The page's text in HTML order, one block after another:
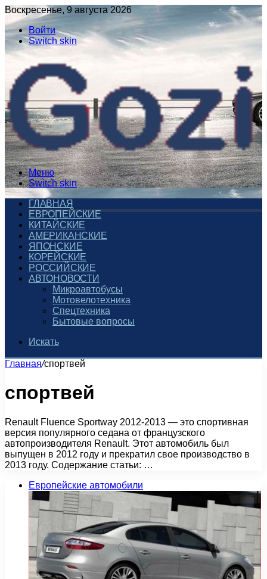
Воскресенье, 9 августа 2026
Войти
Switch skin
Меню
Switch skin
ГЛАВНАЯ
ЕВРОПЕЙСКИЕ
КИТАЙСКИЕ
АМЕРИКАНСКИЕ
ЯПОНСКИЕ
КОРЕЙСКИЕ
РОССИЙСКИЕ
АВТОНОВОСТИ
Микроавтобусы
Мотовелотехника
Спецтехника
Бытовые вопросы
Искать
Главная/спортвей
спортвей
Renault Fluence Sportway 2012-2013 — это спортивная
версия популярного седана от французского
автопроизводителя Renault. Этот автомобиль был
выпущен в 2012 году и прекратил свое производство в
2013 году. Содержание статьи: …
Европейские автомобили